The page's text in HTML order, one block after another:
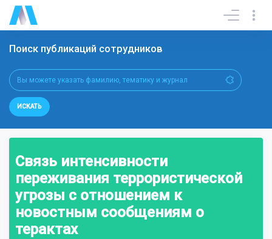
Поиск публикаций сотрудников
ИСКАТЬ
Связь интенсивности
переживания террористической
угрозы с отношением к
новостным сообщениям о
терактах